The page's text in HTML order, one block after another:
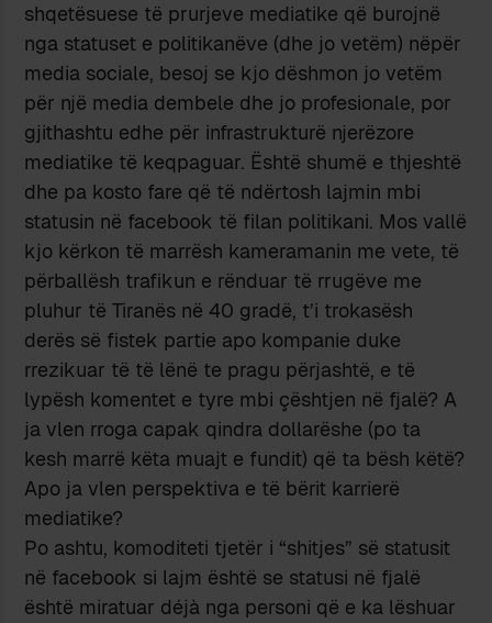
shqetësuese të prurjeve mediatike që burojnë
nga statuset e politikanëve (dhe jo vetëm) nëpër
media sociale, besoj se kjo dëshmon jo vetëm
për një media dembele dhe jo profesionale, por
gjithashtu edhe për infrastrukturë njerëzore
mediatike të keqpaguar. Është shumë e thjeshtë
dhe pa kosto fare që të ndërtosh lajmin mbi
statusin në facebook të filan politikani. Mos vallë
kjo kërkon të marrësh kameramanin me vete, të
përballësh trafikun e rënduar të rrugëve me
pluhur të Tiranës në 40 gradë, t’i trokasësh
derës së fistek partie apo kompanie duke
rrezikuar të të lënë te pragu përjashtë, e të
lypësh komentet e tyre mbi çështjen në fjalë? A
ja vlen rroga capak qindra dollarëshe (po ta
kesh marrë këta muajt e fundit) që ta bësh këtë?
Apo ja vlen perspektiva e të bërit karrierë
mediatike?
Po ashtu, komoditeti tjetër i “shitjes” së statusit
në facebook si lajm është se statusi në fjalë
është miratuar déjà nga personi që e ka lëshuar